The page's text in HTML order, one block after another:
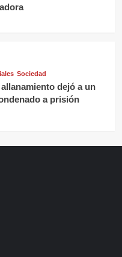
Sociedad
dejó a un
a prisión